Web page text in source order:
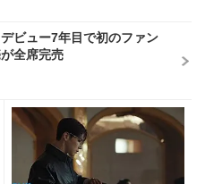
ビュー7年目で初のファン
全席完売